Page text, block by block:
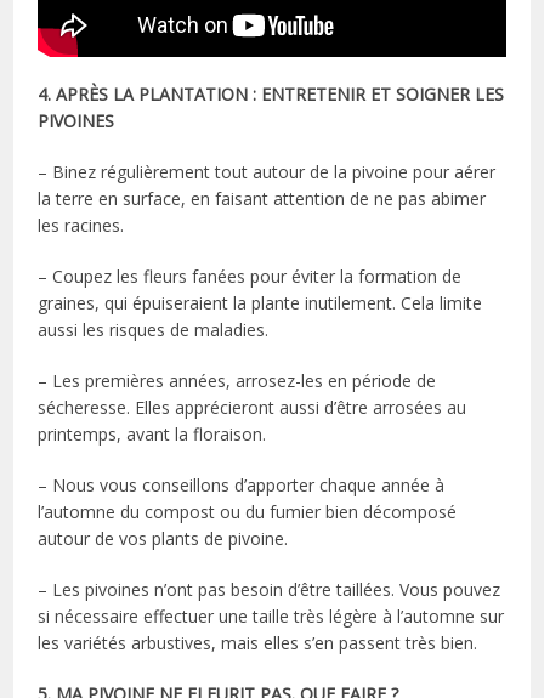
4. APRÈS LA PLANTATION : ENTRETENIR ET SOIGNER LES
PIVOINES
– Binez régulièrement tout autour de la pivoine pour aérer
la terre en surface, en faisant attention de ne pas abimer
les racines.
– Coupez les fleurs fanées pour éviter la formation de
graines, qui épuiseraient la plante inutilement. Cela limite
aussi les risques de maladies.
– Les premières années, arrosez-les en période de
sécheresse. Elles apprécieront aussi d’être arrosées au
printemps, avant la floraison.
– Nous vous conseillons d’apporter chaque année à
l’automne du compost ou du fumier bien décomposé
autour de vos plants de pivoine.
– Les pivoines n’ont pas besoin d’être taillées. Vous pouvez
si nécessaire effectuer une taille très légère à l’automne sur
les variétés arbustives, mais elles s’en passent très bien.